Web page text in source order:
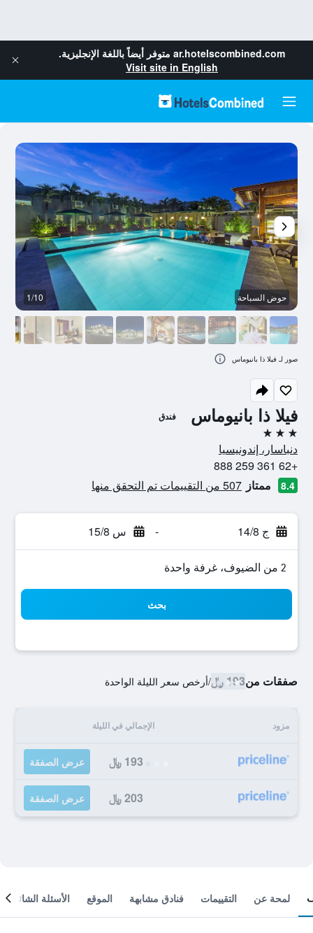
ar.hotelscombined.com متوفر أيضاً باللغة الإنجليزية.
Visit site in English
فيلا ذا بانيوماس فندق
3 نجوم
دنباسار، إندونيسيا
+62 361 259 888
8.4 ممتاز 507 من التقييمات تم التحقق منها
ج 14/8 - س 15/8
2 من الضيوف، غرفة واحدة
بحث
صفقات من193 ﷼ /أرخص سعر الليلة الواحدة
مزود الإجمالي في الليلة
193 ﷼ عرض الصفقة
203 ﷼ عرض الصفقة
حوض السباحة 1/10
صور لـ فيلا ذا بانيوماس
لمحة عن التقييمات فنادق مشابهة الموقع الأسئلة الشائعة